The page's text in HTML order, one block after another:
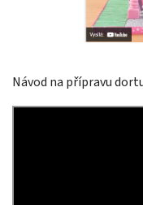
Návod na přípravu